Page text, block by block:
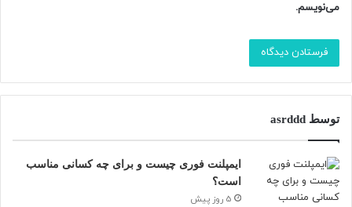
ذهن شلوغ یعنی بی‌خوابی.
چای، قهوه، نوشابه انرژی‌زا…
حتی اگر عصر مصرف شوند، خواب شب را خراب می‌کنند.
می‌نویسم.
توسط asrddd
ایمپلنت فوری چیست و برای چه کسانی مناسب
است؟
5 روز پیش